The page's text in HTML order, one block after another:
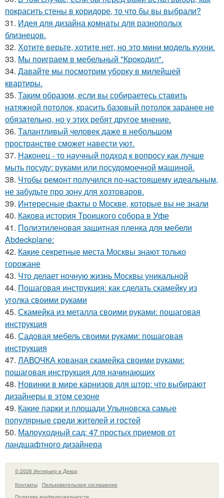
покрасить стены в коридоре, то что бы вы выбрали?
31. Идея для дизайна комнаты для разнополых
близнецов.
32. Хотите верьте, хотите нет, но это мини модель кухни.
33. Мы поиграем в мебельный "Крокодил".
34. Давайте мы посмотрим уборку в милейшей
квартиры.
35. Таким образом, если вы собираетесь ставить
натяжной потолок, красить базовый потолок заранее не
обязательно, но у этих ребят другое мнение.
36. Талантливый человек даже в небольшом
пространстве сможет навести уют.
37. Наконец - то научный подход к вопросу как лучше
мыть посуду: руками или посудомоечной машиной.
38. Чтобы ремонт получился по-настоящему идеальным,
не забудьте про зону для хозтоваров.
39. Интересные факты о Москве, которые вы не знали
40. Какова история Троицкого собора в Уфе
41. Полиэтиленовая защитная пленка для мебели
Abdeckplane:
42. Какие секретные места Москвы знают только
горожане
43. Что делает ночную жизнь Москвы уникальной
44. Пошаговая инструкция: как сделать скамейку из
уголка своими руками
45. Скамейка из металла своими руками: пошаговая
инструкция
46. Садовая мебель своими руками: пошаговая
инструкция
47. ЛАВОЧКА кованая скамейка своими руками:
пошаговая инструкция для начинающих
48. Новинки в мире карнизов для штор: что выбирают
дизайнеры в этом сезоне
49. Какие парки и площади Ульяновска самые
популярные среди жителей и гостей
50. Малоуходный сад: 47 простых приемов от
ландшафтного дизайнера
© 2026 Интерьер и Декор
Контакты
Пользовательское соглашение
Политика конфидециальности